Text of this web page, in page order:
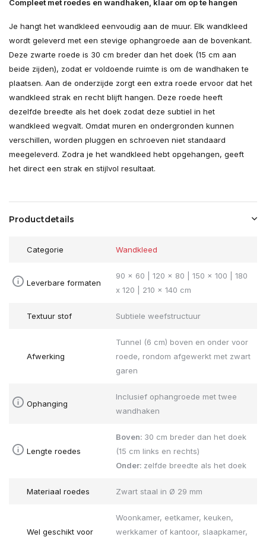
Compleet met roedes en wandhaken, klaar om op te hangen
Je hangt het wandkleed eenvoudig aan de muur. Elk wandkleed
wordt geleverd met een stevige ophangroede aan de bovenkant.
Deze zwarte roede is 30 cm breder dan het doek (15 cm aan
beide zijden), zodat er voldoende ruimte is om de wandhaken te
plaatsen. Aan de onderzijde zorgt een extra roede ervoor dat het
wandkleed strak en recht blijft hangen. Deze roede heeft
dezelfde breedte als het doek zodat deze subtiel in het
wandkleed wegvalt. Omdat muren en ondergronden kunnen
verschillen, worden pluggen en schroeven niet standaard
meegeleverd. Zodra je het wandkleed hebt opgehangen, geeft
het direct een strak en stijlvol resultaat.
Productdetails
Categorie Wandkleed
Leverbare formaten
90 x 60 | 120 x 80 | 150 x 100 | 180
x 120 | 210 x 140 cm
Textuur stof Subtiele weefstructuur
Afwerking
Tunnel (6 cm) boven en onder voor
roede, rondom afgewerkt met zwart
garen
Ophanging
Inclusief ophangroede met twee
wandhaken
Lengte roedes
Boven: 30 cm breder dan het doek
(15 cm links en rechts)
Onder: zelfde breedte als het doek
Materiaal roedes Zwart staal in Ø 29 mm
Wel geschikt voor
Woonkamer, eetkamer, keuken,
werkkamer of kantoor, slaapkamer,